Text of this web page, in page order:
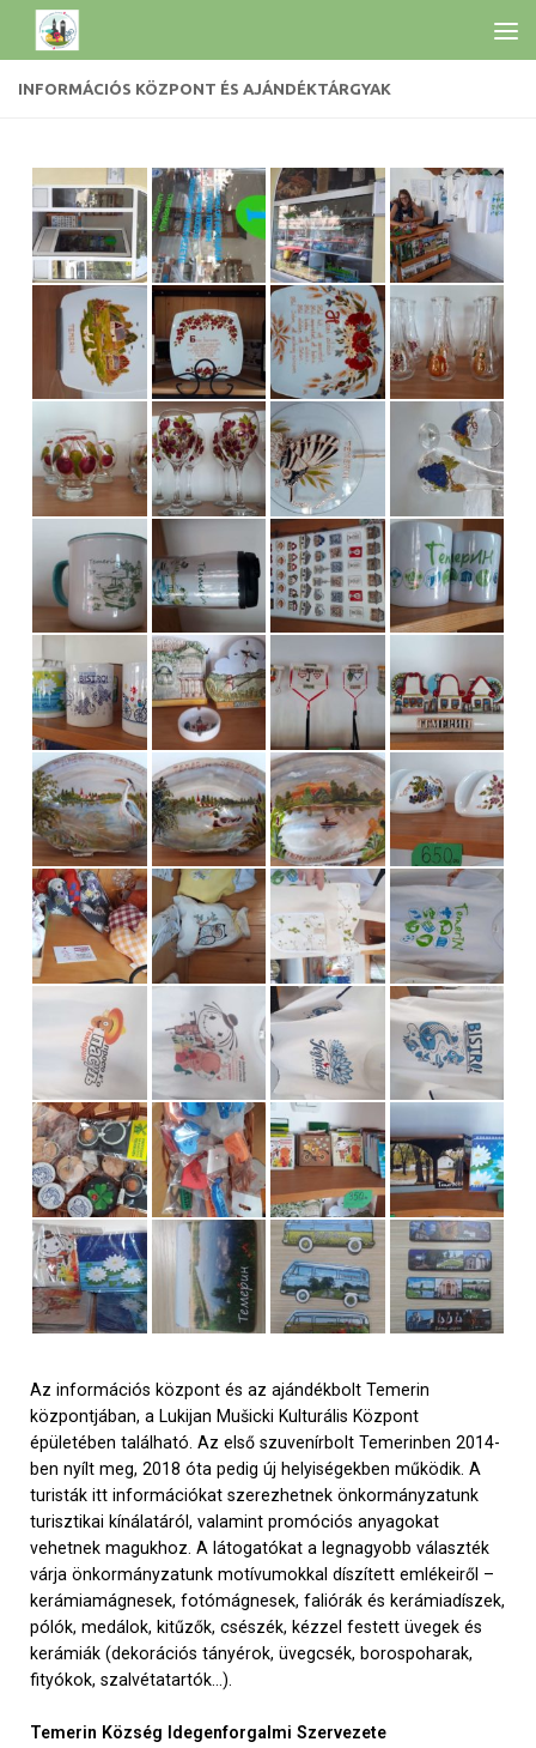
INFORMÁCIÓS KÖZPONT ÉS AJÁNDÉKTÁRGYAK
Az információs központ és az ajándékbolt Temerin
központjában, a Lukijan Mušicki Kulturális Központ
épületében található. Az első szuvenírbolt Temerinben 2014-
ben nyílt meg, 2018 óta pedig új helyiségekben működik. A
turisták itt információkat szerezhetnek önkormányzatunk
turisztikai kínálatáról, valamint promóciós anyagokat
vehetnek magukhoz. A látogatókat a legnagyobb választék
várja önkormányzatunk motívumokkal díszített emlékeiről –
kerámiamágnesek, fotómágnesek, faliórák és kerámiadíszek,
pólók, medálok, kitűzők, csészék, kézzel festett üvegek és
kerámiák (dekorációs tányérok, üvegcsék, borospoharak,
fityókok, szalvétatartók…).
Temerin Község Idegenforgalmi Szervezete